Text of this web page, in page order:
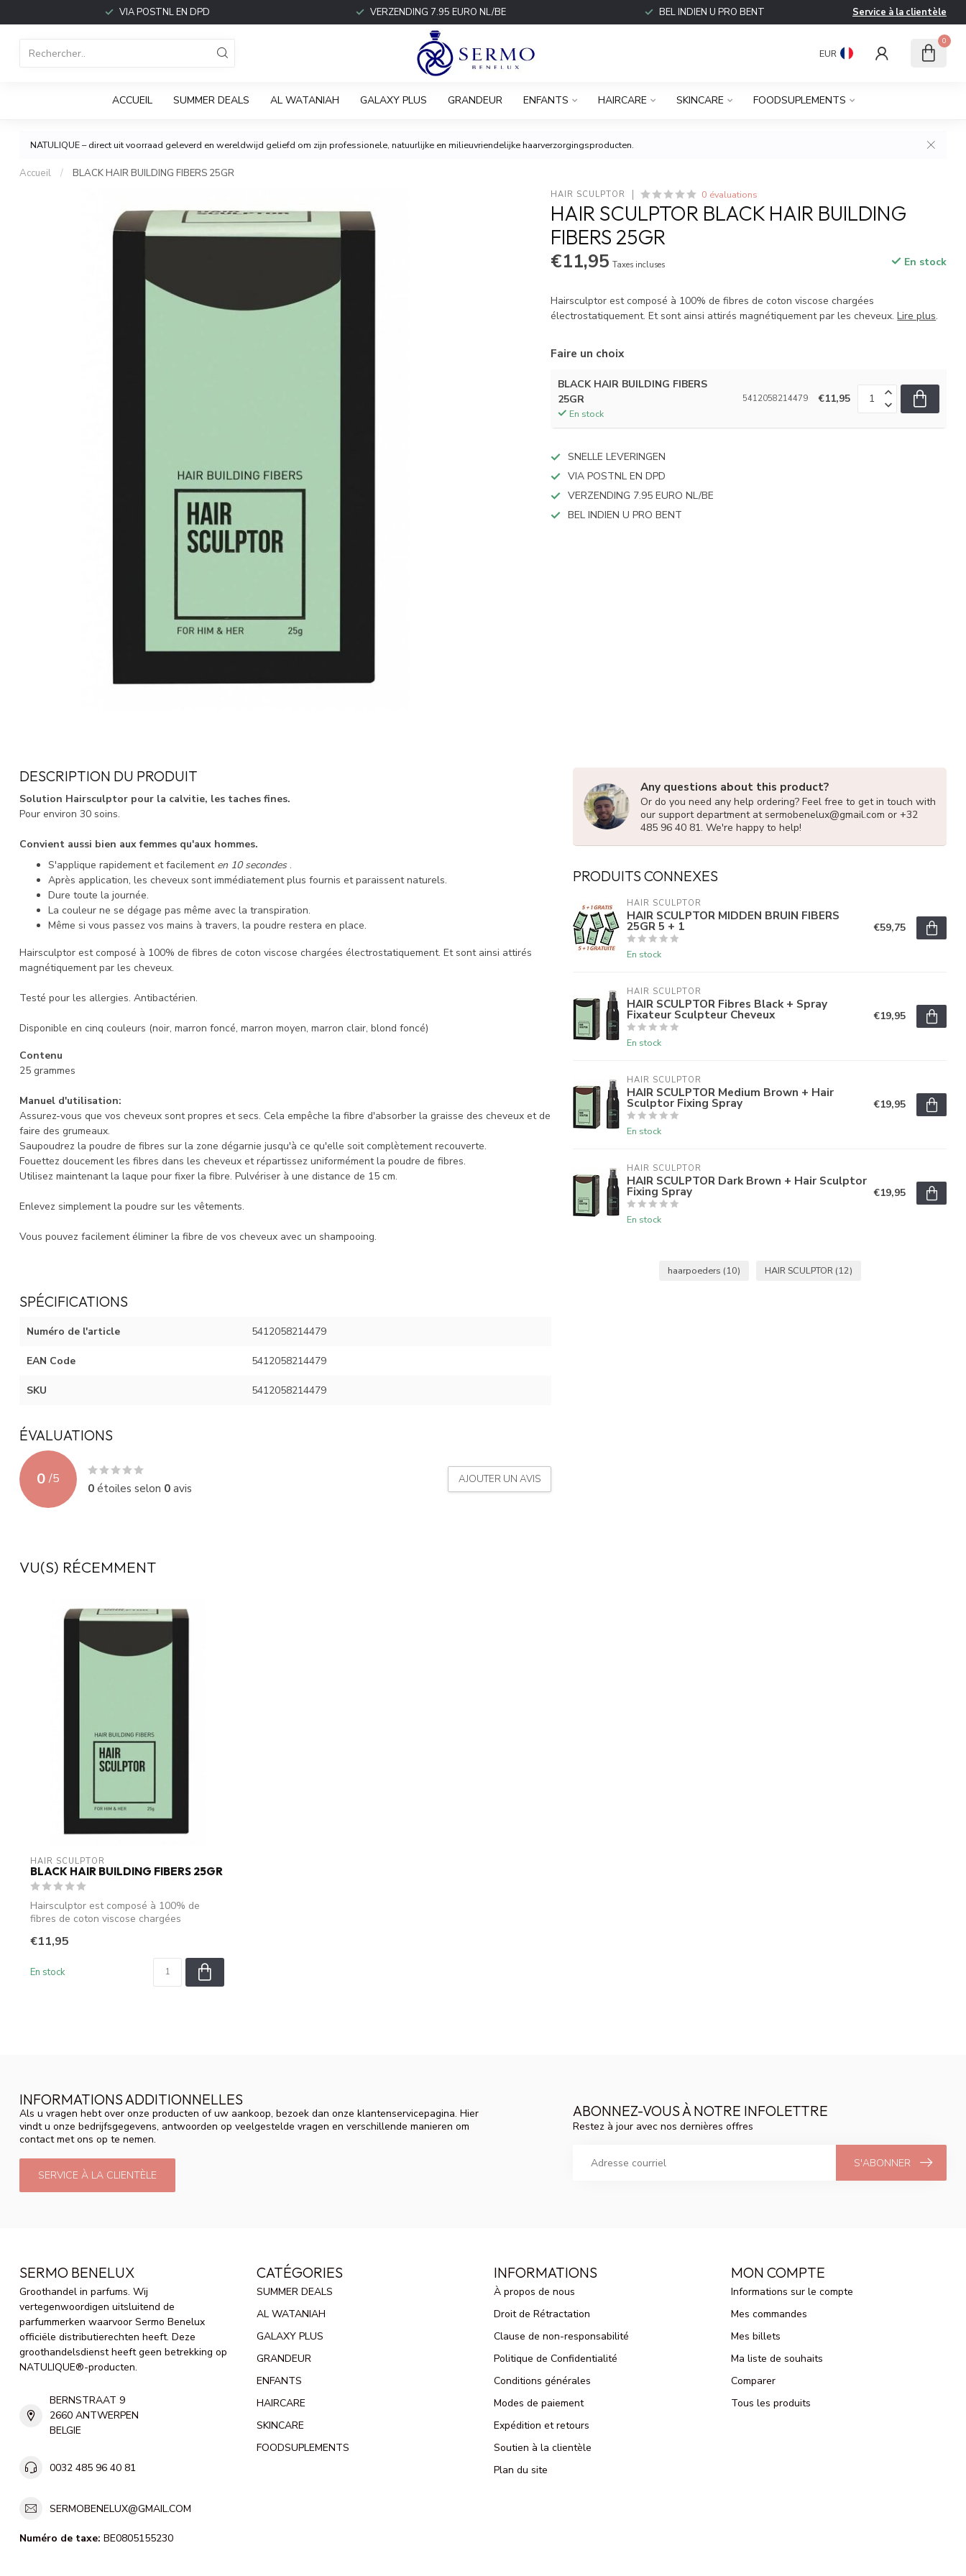
VIA POSTNL EN DPD VERZENDING 7.95 EURO NL/BE BEL INDIEN U PRO BENT Service à la clientèle
EUR
0
ACCUEIL SUMMER DEALS AL WATANIAH GALAXY PLUS GRANDEUR ENFANTS HAIRCARE SKINCARE FOODSUPLEMENTS
NATULIQUE – direct uit voorraad geleverd en wereldwijd geliefd om zijn professionele, natuurlijke en milieuvriendelijke haarverzorgingsproducten.
Accueil / BLACK HAIR BUILDING FIBERS 25GR
HAIR SCULPTOR 0 évaluations
HAIR SCULPTOR BLACK HAIR BUILDING
FIBERS 25GR
€11,95 Taxes incluses En stock
Hairsculptor est composé à 100% de fibres de coton viscose chargées
électrostatiquement. Et sont ainsi attirés magnétiquement par les cheveux.Lire plus.
Faire un choix
BLACK HAIR BUILDING FIBERS
25GR
En stock
5412058214479 €11,95
SNELLE LEVERINGEN
VIA POSTNL EN DPD
VERZENDING 7.95 EURO NL/BE
BEL INDIEN U PRO BENT
DESCRIPTION DU PRODUIT
Solution Hairsculptor pour la calvitie, les taches fines.
Pour environ 30 soins.
Convient aussi bien aux femmes qu'aux hommes.
S'applique rapidement et facilement en 10 secondes .
Après application, les cheveux sont immédiatement plus fournis et paraissent naturels.
Dure toute la journée.
La couleur ne se dégage pas même avec la transpiration.
Même si vous passez vos mains à travers, la poudre restera en place.
Hairsculptor est composé à 100% de fibres de coton viscose chargées électrostatiquement. Et sont ainsi attirés
magnétiquement par les cheveux.
Testé pour les allergies. Antibactérien.
Disponible en cinq couleurs (noir, marron foncé, marron moyen, marron clair, blond foncé)
Contenu
25 grammes
Manuel d'utilisation:
Assurez-vous que vos cheveux sont propres et secs. Cela empêche la fibre d'absorber la graisse des cheveux et de
faire des grumeaux.
Saupoudrez la poudre de fibres sur la zone dégarnie jusqu'à ce qu'elle soit complètement recouverte.
Fouettez doucement les fibres dans les cheveux et répartissez uniformément la poudre de fibres.
Utilisez maintenant la laque pour fixer la fibre. Pulvériser à une distance de 15 cm.
Enlevez simplement la poudre sur les vêtements.
Vous pouvez facilement éliminer la fibre de vos cheveux avec un shampooing.
SPÉCIFICATIONS
Numéro de l'article 5412058214479
EAN Code 5412058214479
SKU 5412058214479
ÉVALUATIONS
0 /5
0étoiles selon 0avis
AJOUTER UN AVIS
Any questions about this product?
Or do you need any help ordering? Feel free to get in touch with
our support department at sermobenelux@gmail.com or +32
485 96 40 81. We're happy to help!
PRODUITS CONNEXES
HAIR SCULPTOR
HAIR SCULPTOR MIDDEN BRUIN FIBERS
25GR 5 + 1
En stock
€59,75
HAIR SCULPTOR
HAIR SCULPTOR Fibres Black + Spray
Fixateur Sculpteur Cheveux
En stock
€19,95
HAIR SCULPTOR
HAIR SCULPTOR Medium Brown + Hair
Sculptor Fixing Spray
En stock
€19,95
HAIR SCULPTOR
HAIR SCULPTOR Dark Brown + Hair Sculptor
Fixing Spray
En stock
€19,95
haarpoeders (10) HAIR SCULPTOR (12)
VU(S) RÉCEMMENT
HAIR SCULPTOR
BLACK HAIR BUILDING FIBERS 25GR
Hairsculptor est composé à 100% de
fibres de coton viscose chargées
€11,95
En stock
INFORMATIONS ADDITIONNELLES
Als u vragen hebt over onze producten of uw aankoop, bezoek dan onze klantenservicepagina. Hier
vindt u onze bedrijfsgegevens, antwoorden op veelgestelde vragen en verschillende manieren om
contact met ons op te nemen.
SERVICE À LA CLIENTÈLE
ABONNEZ-VOUS À NOTRE INFOLETTRE
Restez à jour avec nos dernières offres
S'ABONNER
SERMO BENELUX
Groothandel in parfums. Wij
vertegenwoordigen uitsluitend de
parfummerken waarvoor Sermo Benelux
officiële distributierechten heeft. Deze
groothandelsdienst heeft geen betrekking op
NATULIQUE®-producten.
BERNSTRAAT 9
2660 ANTWERPEN
BELGIE
0032 485 96 40 81
SERMOBENELUX@GMAIL.COM
Numéro de taxe: BE0805155230
CATÉGORIES
SUMMER DEALS
AL WATANIAH
GALAXY PLUS
GRANDEUR
ENFANTS
HAIRCARE
SKINCARE
FOODSUPLEMENTS
INFORMATIONS
À propos de nous
Droit de Rétractation
Clause de non-responsabilité
Politique de Confidentialité
Conditions générales
Modes de paiement
Expédition et retours
Soutien à la clientèle
Plan du site
MON COMPTE
Informations sur le compte
Mes commandes
Mes billets
Ma liste de souhaits
Comparer
Tous les produits